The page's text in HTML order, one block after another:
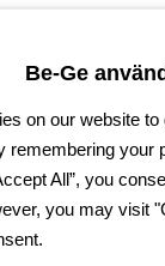
Be-Ge
on our website
remembering your
All”, you
you may visit